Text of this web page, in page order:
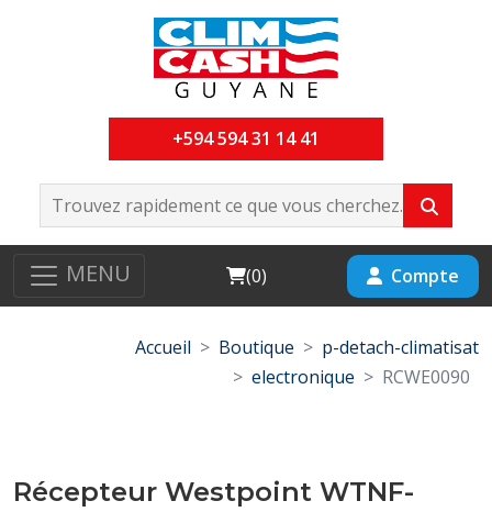
+594 594 31 14 41
MENU Cart
(0) Compte
Accueil Boutique
p-detach-climatisat
electronique
RCWE0090
Récepteur Westpoint WTNF-